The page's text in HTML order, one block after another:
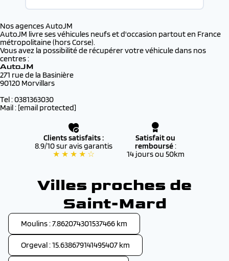
Nos agences AutoJM
AutoJM livre ses véhicules neufs et d'occasion partout en France
métropolitaine (hors Corse).
Vous avez la possibilité de récupérer votre véhicule dans nos
centres :
AutoJM
271 rue de la Basinière
90120 Morvillars
Tel : 0381363030
Mail : [email protected]
Clients satisfaits :
8.9/10 sur avis garantis
★ ★ ★ ★ ☆
Satisfait ou
remboursé:
14 jours ou 50km
Villes proches de
Saint-Mard
Moulins : 7.862074301537466 km
Orgeval : 15.638679141495407 km